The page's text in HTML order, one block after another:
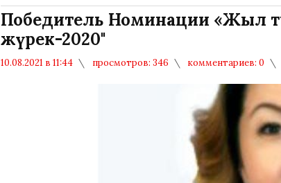
Победитель Номинации «Жыл
жүрек-2020"
10.08.2021 в 11:44 просмотров: 346 комментариев: 0